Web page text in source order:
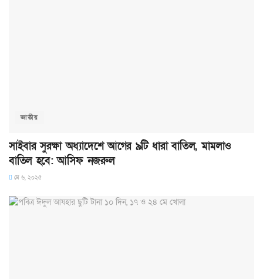
জাতীয়
সাইবার সুরক্ষা অধ্যাদেশে আগের ৯টি ধারা বাতিল, মামলাও
বাতিল হবে: আসিফ নজরুল
মে ৬, ২০২৫